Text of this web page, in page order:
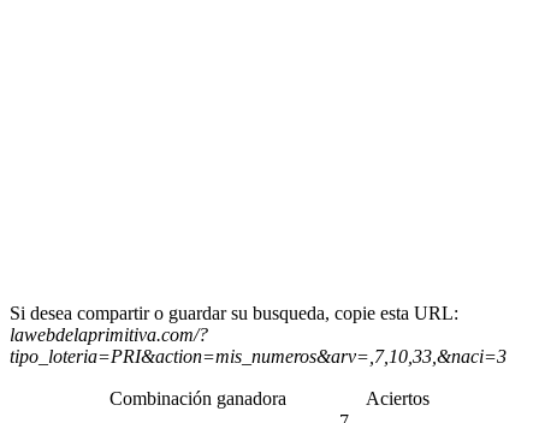
Si desea compartir o guardar su busqueda, copie esta URL:
lawebdelaprimitiva.com/?
tipo_loteria=PRI&action=mis_numeros&arv=,7,10,33,&naci=3
Combinación ganadora Aciertos